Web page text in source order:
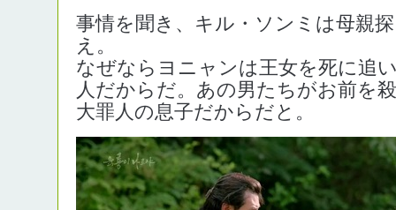
事情を聞き、キル・ソンミは母親
え。
なぜならヨニャンは王女を死に追
人だからだ。あの男たちがお前を
大罪人の息子だからだと。